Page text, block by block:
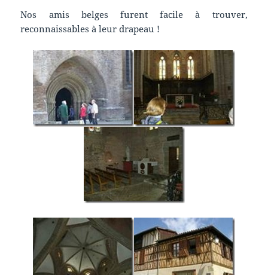
Nos amis belges furent facile à trouver,
reconnaissables à leur drapeau !